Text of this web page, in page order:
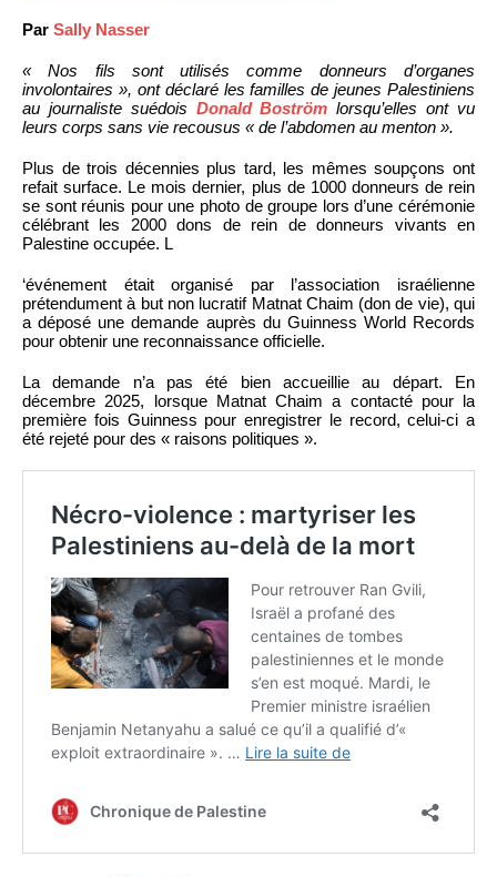
Par Sally Nasser
« Nos fils sont utilisés comme donneurs d’organes
involontaires », ont déclaré les familles de jeunes Palestiniens
au journaliste suédois Donald Boström lorsqu’elles ont vu
leurs corps sans vie recousus « de l’abdomen au menton ».
Plus de trois décennies plus tard, les mêmes soupçons ont
refait surface. Le mois dernier, plus de 1000 donneurs de rein
se sont réunis pour une photo de groupe lors d’une cérémonie
célébrant les 2000 dons de rein de donneurs vivants en
Palestine occupée. L
‘événement était organisé par l’association israélienne
prétendument à but non lucratif Matnat Chaim (don de vie), qui
a déposé une demande auprès du Guinness World Records
pour obtenir une reconnaissance officielle.
La demande n’a pas été bien accueillie au départ. En
décembre 2025, lorsque Matnat Chaim a contacté pour la
première fois Guinness pour enregistrer le record, celui-ci a
été rejeté pour des « raisons politiques ».